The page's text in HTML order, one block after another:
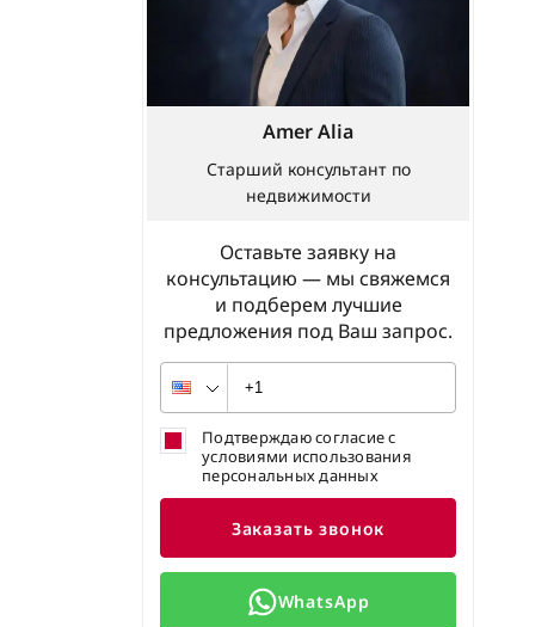
Оставьте заявку на
консультацию — мы свяжемся
и подберем лучшие
предложения под Ваш запрос.
Amer Alia
Старший консультант по
недвижимости
Подтверждаю согласие с
условиями использования
персональных данных
Заказать звонок
WhatsApp